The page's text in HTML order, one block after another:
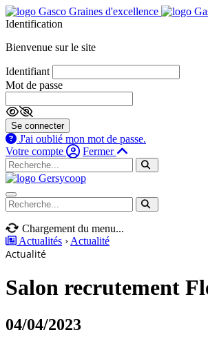
Identification
Bienvenue sur le site
Identifiant
Mot de passe
Se connecter
J'ai oublié mon mot de passe.
Votre compte
Fermer
Navigation mobile
Chargement du menu...
Actualités › Actualité
Actualité
Salon recrutement
04/04/2023